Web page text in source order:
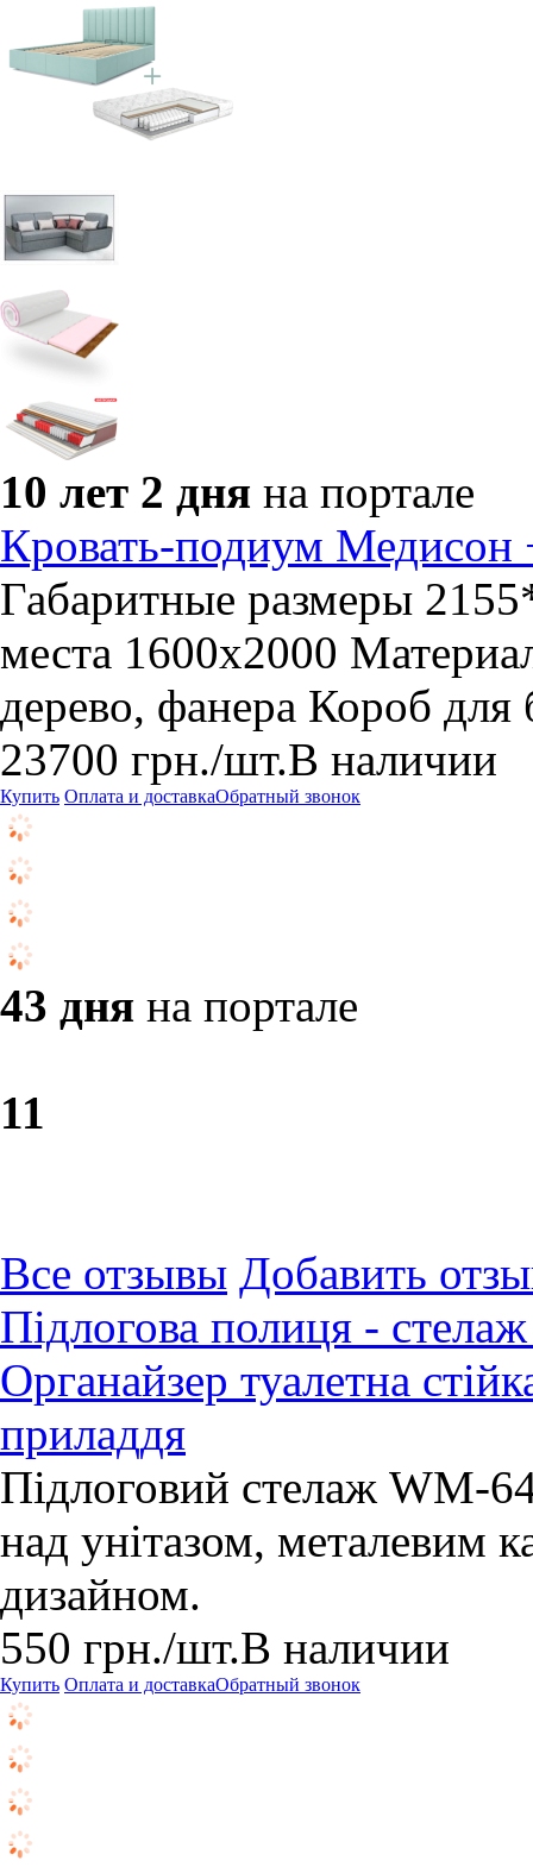
10 лет 2 дня на портале
Кровать-подиум Медисон
Габаритные размеры
места 1600х2000
дерево, фанера Короб для
23700 грн./шт.В наличии
Купить Оплата и доставкаОбратный звонок
43 дня на портале
11
Все отзывы Добавить
Підлогова полиця -
Органайзер туалетна
приладдя
Підлоговий стелаж WM-
над унітазом, металевим
дизайном.
550 грн./шт.В наличии
Купить Оплата и доставкаОбратный звонок